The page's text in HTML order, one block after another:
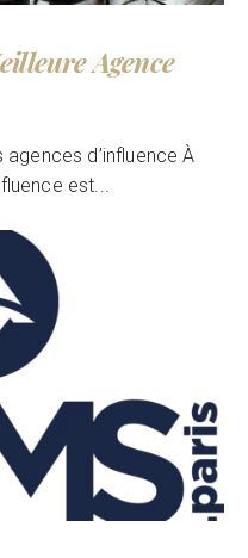
Agence
d’influence À
est...